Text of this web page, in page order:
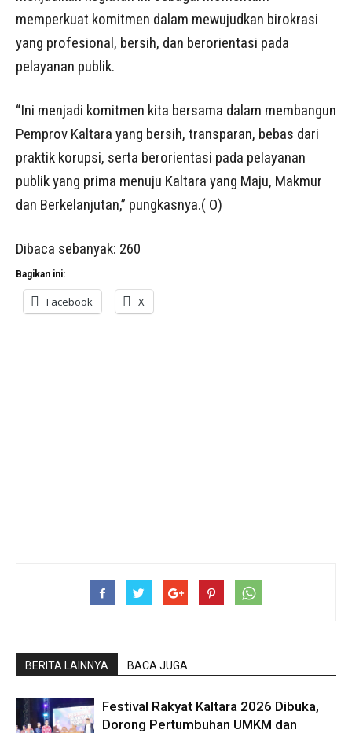
memperkuat komitmen dalam mewujudkan birokrasi
yang profesional, bersih, dan berorientasi pada
pelayanan publik.
“Ini menjadi komitmen kita bersama dalam membangun
Pemprov Kaltara yang bersih, transparan, bebas dari
praktik korupsi, serta berorientasi pada pelayanan
publik yang prima menuju Kaltara yang Maju, Makmur
dan Berkelanjutan,” pungkasnya.( O)
Dibaca sebanyak: 260
Bagikan ini:
Facebook X
BERITA LAINNYA BACA JUGA
Festival Rakyat Kaltara 2026 Dibuka,
Dorong Pertumbuhan UMKM dan